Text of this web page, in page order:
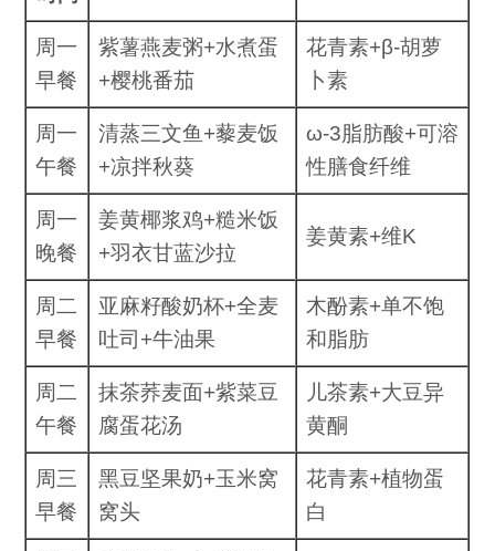
周一
早餐
紫薯燕麦粥+水煮蛋
+樱桃番茄
花青素+β-胡萝
卜素
周一
午餐
清蒸三文鱼+藜麦饭
+凉拌秋葵
ω-3脂肪酸+可溶
性膳食纤维
周一
晚餐
姜黄椰浆鸡+糙米饭
+羽衣甘蓝沙拉
姜黄素+维K
周二
早餐
亚麻籽酸奶杯+全麦
吐司+牛油果
木酚素+单不饱
和脂肪
周二
午餐
抹茶荞麦面+紫菜豆
腐蛋花汤
儿茶素+大豆异
黄酮
周三
早餐
黑豆坚果奶+玉米窝
窝头
花青素+植物蛋
白